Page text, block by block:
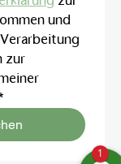
und
zur
1